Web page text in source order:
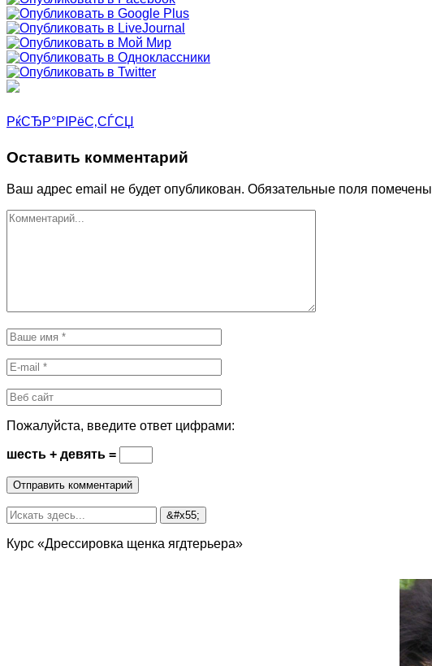
РќСЂР°РІРёС‚СЃСЏ
Оставить комментарий
Ваш адрес email не будет опубликован. Обязательные поля помечены
Пожалуйста, введите ответ цифрами:
шесть + девять =
Курс «Дрессировка щенка ягдтерьера»